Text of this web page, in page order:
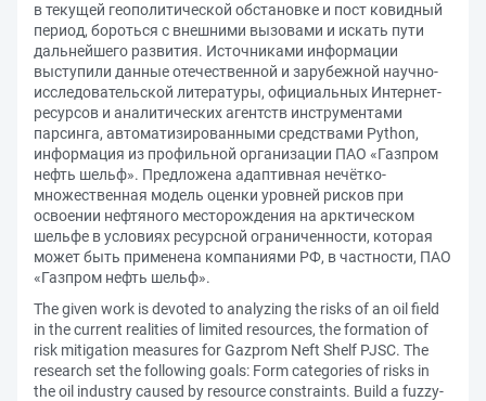
в текущей геополитической обстановке и пост ковидный
период, бороться с внешними вызовами и искать пути
дальнейшего развития. Источниками информации
выступили данные отечественной и зарубежной научно-
исследовательской литературы, официальных Интернет-
ресурсов и аналитических агентств инструментами
парсинга, автоматизированными средствами Python,
информация из профильной организации ПАО «Газпром
нефть шельф». Предложена адаптивная нечётко-
множественная модель оценки уровней рисков при
освоении нефтяного месторождения на арктическом
шельфе в условиях ресурсной ограниченности, которая
может быть применена компаниями РФ, в частности, ПАО
«Газпром нефть шельф».
The given work is devoted to analyzing the risks of an oil field
in the current realities of limited resources, the formation of
risk mitigation measures for Gazprom Neft Shelf PJSC. The
research set the following goals: Form categories of risks in
the oil industry caused by resource constraints. Build a fuzzy-